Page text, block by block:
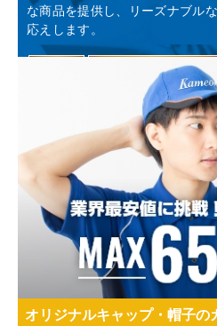
な商品を提供し、リーズナブル
応えします。
オリジナルキャップ・帽子の